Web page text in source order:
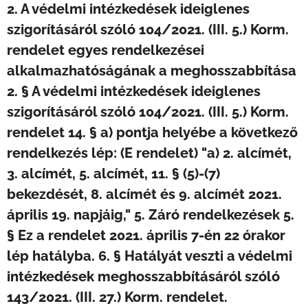
2. A védelmi intézkedések ideiglenes
szigorításáról szóló 104/2021. (III. 5.) Korm.
rendelet egyes rendelkezései
alkalmazhatóságának a meghosszabbítása
2. § A védelmi intézkedések ideiglenes
szigorításáról szóló 104/2021. (III. 5.) Korm.
rendelet 14. § a) pontja helyébe a következő
rendelkezés lép: (E rendelet) "a) 2. alcímét,
3. alcímét, 5. alcímét, 11. § (5)-(7)
bekezdését, 8. alcímét és 9. alcímét 2021.
április 19. napjáig," 5. Záró rendelkezések 5.
§ Ez a rendelet 2021. április 7-én 22 órakor
lép hatályba. 6. § Hatályát veszti a védelmi
intézkedések meghosszabbításáról szóló
143/2021. (III. 27.) Korm. rendelet.